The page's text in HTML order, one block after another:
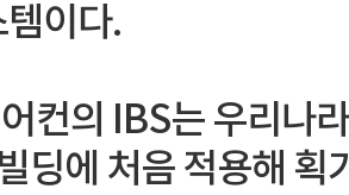
이다.
컨의 IBS는 우리나
딩에 처음 적용해 획